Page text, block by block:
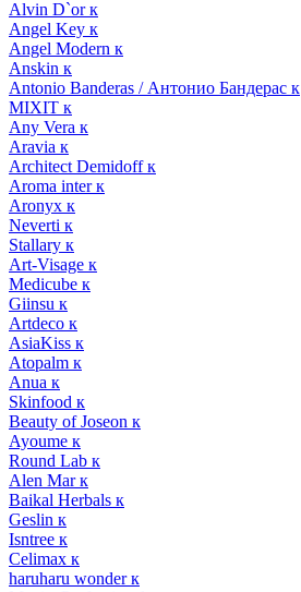
Alvin D`or к
Angel Key к
Angel Modern к
Anskin к
Antonio Banderas / Антонио Бандерас к
MIXIT к
Any Vera к
Aravia к
Architect Demidoff к
Aroma inter к
Aronyx к
Neverti к
Stallary к
Art-Visage к
Medicube к
Giinsu к
Artdeco к
AsiaKiss к
Atopalm к
Anua к
Skinfood к
Beauty of Joseon к
Ayoume к
Round Lab к
Alen Mar к
Baikal Herbals к
Geslin к
Isntree к
Celimax к
haruharu wonder к